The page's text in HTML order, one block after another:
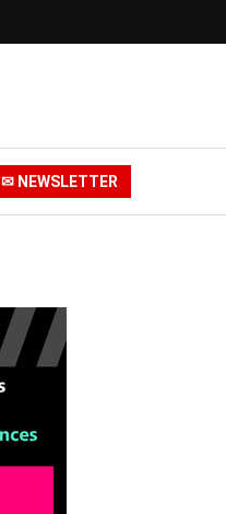
✉ NEWSLETTER